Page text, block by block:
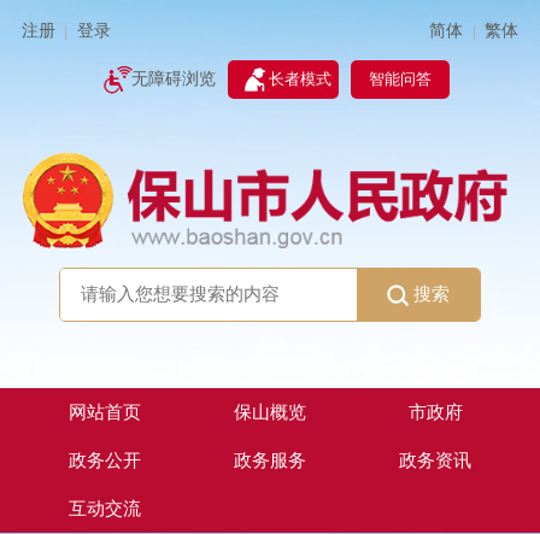
注册 登录 简体 | 繁体
无障碍浏览 长者模式 智能问答
搜索
网站首页 保山概览 市政府
政务公开 政务服务 政务资讯
互动交流